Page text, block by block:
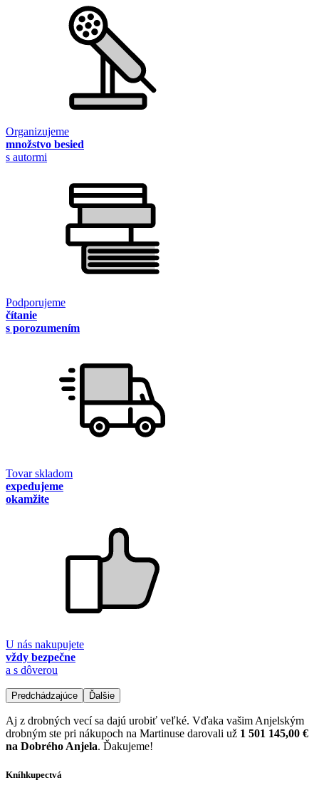
Organizujeme
množstvo besied
s autormi
Podporujeme
čítanie
s porozumením
Tovar skladom
expedujeme
okamžite
U nás nakupujete
vždy bezpečne
a s dôverou
Predchádzajúce Ďalšie
Aj z drobných vecí sa dajú urobiť veľké. Vďaka vašim Anjelským
drobným ste pri nákupoch na Martinuse darovali už 1 501 145,00 €
na Dobrého Anjela. Ďakujeme!
Kníhkupectvá